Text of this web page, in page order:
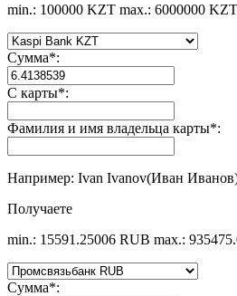
min.: 100000 KZT max.: 6000000 KZT
Сумма*:
С карты*:
Фамилия и имя владельца карты*:
Например: Ivan Ivanov(Иван
Получаете
min.: 15591.25006 RUB max.:
Сумма*: